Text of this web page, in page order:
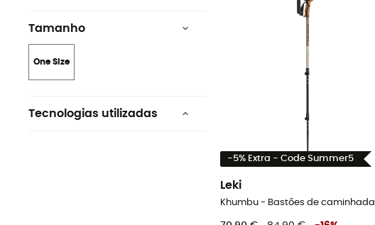
Tamanho
One Size
Tecnologias utilizadas
-5% Extra - Code Summer5
Leki
Khumbu - Bastões de caminhada